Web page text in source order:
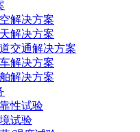
解决方案
解决方案
交通解决方案
解决方案
解决方案
性试验
试验